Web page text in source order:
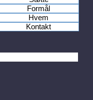
Formål
Hvem
Kontakt